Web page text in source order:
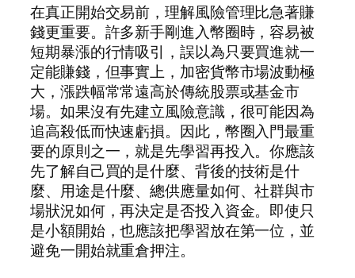
在真正開始交易前，理解風險管理比急著賺
錢更重要。許多新手剛進入幣圈時，容易被
短期暴漲的行情吸引，誤以為只要買進就一
定能賺錢，但事實上，加密貨幣市場波動極
大，漲跌幅常常遠高於傳統股票或基金市
場。如果沒有先建立風險意識，很可能因為
追高殺低而快速虧損。因此，幣圈入門最重
要的原則之一，就是先學習再投入。你應該
先了解自己買的是什麼、背後的技術是什
麼、用途是什麼、總供應量如何、社群與市
場狀況如何，再決定是否投入資金。即使只
是小額開始，也應該把學習放在第一位，並
避免一開始就重倉押注。